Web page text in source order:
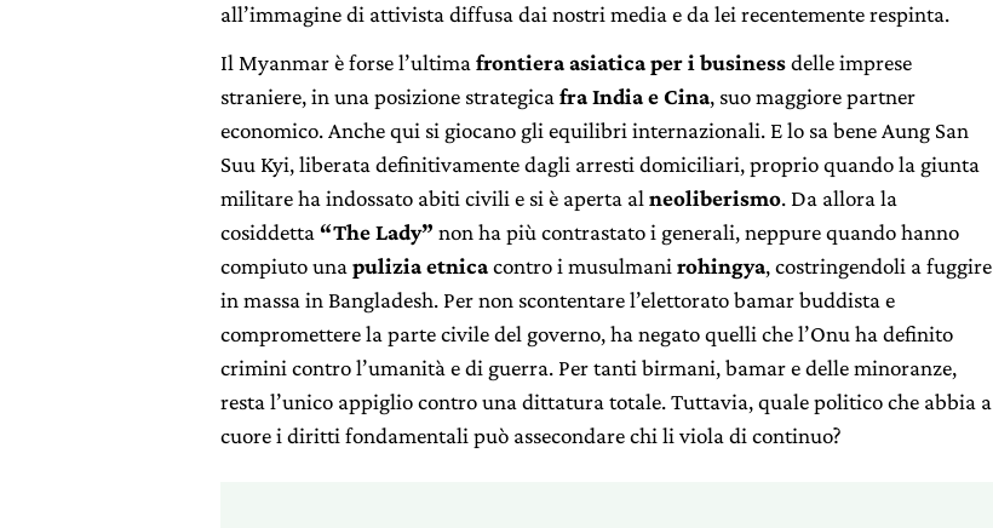
all’immagine di attivista diffusa dai nostri media e da lei recentemente respinta.
Il Myanmar è forse l’ultima frontiera asiatica per i businessdelle imprese
straniere, in una posizione strategica fra India e Cina, suo maggiore partner
economico. Anche qui si giocano gli equilibri internazionali. E lo sa bene Aung San
Suu Kyi, liberata definitivamente dagli arresti domiciliari, proprio quando la giunta
militare ha indossato abiti civili e si è aperta al neoliberismo. Da allora la
cosiddetta “The Lady” non ha più contrastato i generali, neppure quando hanno
compiuto una pulizia etnicacontro i musulmani rohingya, costringendoli a fuggire
in massa in Bangladesh. Per non scontentare l’elettorato bamar buddista e
compromettere la parte civile del governo, ha negato quelli che l’Onu ha definito
crimini contro l’umanità e di guerra. Per tanti birmani, bamar e delle minoranze,
resta l’unico appiglio contro una dittatura totale. Tuttavia, quale politico che abbia a
cuore i diritti fondamentali può assecondare chi li viola di continuo?